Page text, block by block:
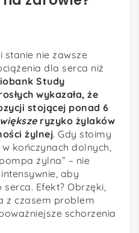
stanie nie zawsze
dla serca niż
Study
wykazała, że
stojącej ponad 6
większeryzyko żylaków
żylnej. Gdy stoimy
kończynach dolnych,
żylna” – nie
aby
Efekt? Obrzęki,
z czasem problem
schorzenia